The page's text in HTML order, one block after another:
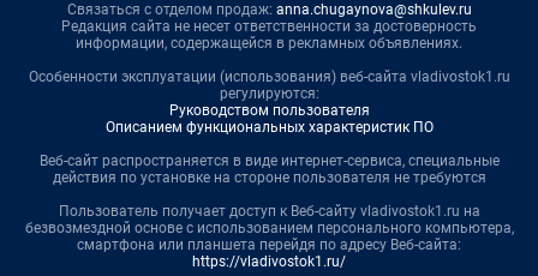
Связаться с отделом продаж: anna.chugaynova@shkulev.ru
Редакция сайта не несет ответственности за достоверность
информации, содержащейся в рекламных объявлениях.
Особенности эксплуатации (использования) веб-сайта vladivostok1.ru
регулируются:
Руководством пользователя
Описанием функциональных характеристик ПО
Веб-сайт распространяется в виде интернет-сервиса, специальные
действия по установке на стороне пользователя не требуются
Пользователь получает доступ к Веб-сайту vladivostok1.ru на
безвозмездной основе с использованием персонального компьютера,
смартфона или планшета перейдя по адресу Веб-сайта:
https://vladivostok1.ru/